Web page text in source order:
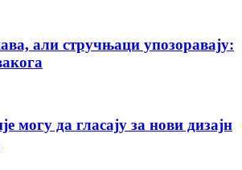
али стручњаци упозоравају:
могу да гласају за нови дизајн